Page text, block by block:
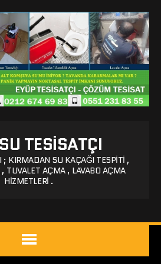
TESISATÇI
; KIRMADAN SU KAÇAĞI TESPITI ,
TUVALET AÇMA , LAVABO AÇMA
HIZMETLERI .